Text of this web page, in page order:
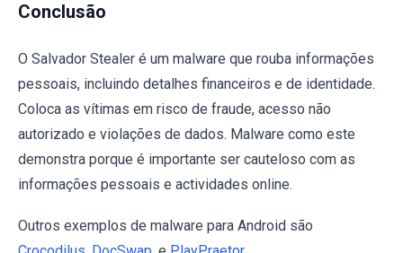
Conclusão
O Salvador Stealer é um malware que rouba informações
pessoais, incluindo detalhes financeiros e de identidade.
Coloca as vítimas em risco de fraude, acesso não
autorizado e violações de dados. Malware como este
demonstra porque é importante ser cauteloso com as
informações pessoais e actividades online.
Outros exemplos de malware para Android são